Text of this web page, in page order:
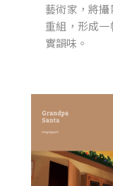
藝術家，將
重組，形成
實韻味。